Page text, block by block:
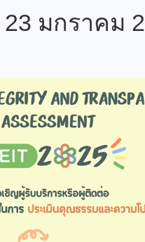
มกราคม